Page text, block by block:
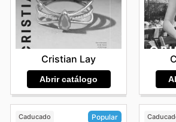
Cristian Lay
Abrir catálogo
Caducado Popular